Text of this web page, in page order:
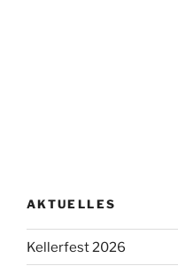
AKTUELLES
Kellerfest 2026